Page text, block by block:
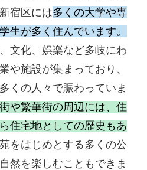
宿区には多くの大学や専
生が多く住んでいます。
文化、娯楽など多岐にわ
や施設が集まっており、
くの人々で賑わっていま
や繁華街の周辺には、住
住宅地としての歴史もあ
をはじめとする多くの公
然を楽しむこともできま